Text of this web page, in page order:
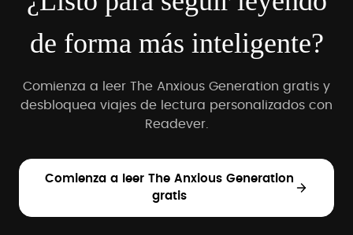
de forma más inteligente?
Comienza a leer The Anxious Generation gratis y
desbloquea viajes de lectura personalizados con
Readever.
Comienza a leer The Anxious Generation
gratis